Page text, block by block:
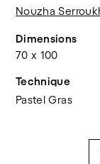
Nouzha
Dimensions
70 x 100
Technique
Pastel Gras